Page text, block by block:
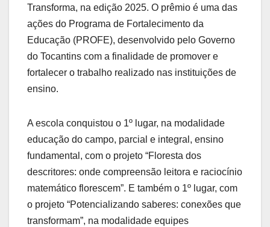
Transforma, na edição 2025. O prêmio é uma das
ações do Programa de Fortalecimento da
Educação (PROFE), desenvolvido pelo Governo
do Tocantins com a finalidade de promover e
fortalecer o trabalho realizado nas instituições de
ensino.
A escola conquistou o 1º lugar, na modalidade
educação do campo, parcial e integral, ensino
fundamental, com o projeto “Floresta dos
descritores: onde compreensão leitora e raciocínio
matemático florescem”. E também o 1º lugar, com
o projeto “Potencializando saberes: conexões que
transformam”, na modalidade equipes